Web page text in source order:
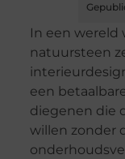
In een wereld
natuursteen
een
diegenen die
willen zonder